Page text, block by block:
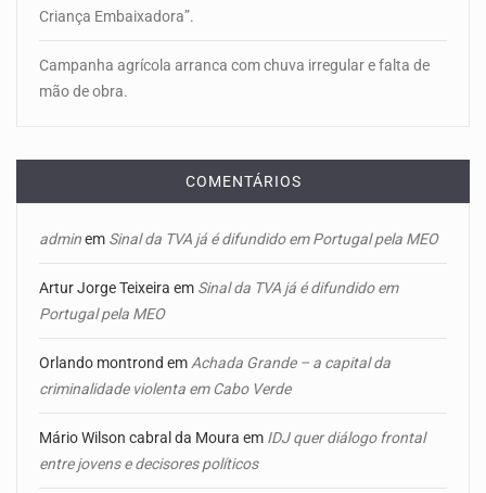
Criança Embaixadora”.
Campanha agrícola arranca com chuva irregular e falta de
mão de obra.
COMENTÁRIOS
adminem Sinal da TVA já é difundido em Portugal pela MEO
Artur Jorge Teixeira em Sinal da TVA já é difundido em
Portugal pela MEO
Orlando montrond em Achada Grande – a capital da
criminalidade violenta em Cabo Verde
Mário Wilson cabral da Moura em IDJ quer diálogo frontal
entre jovens e decisores políticos